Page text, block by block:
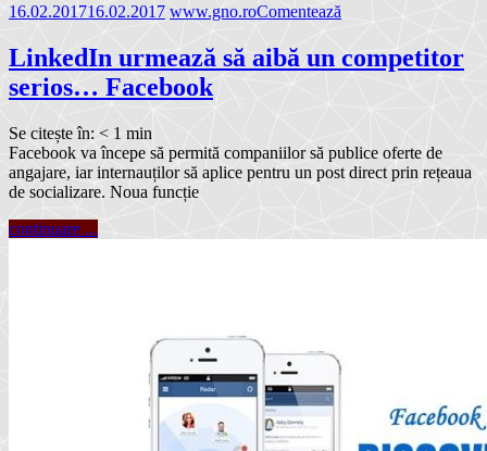
16.02.201716.02.2017 www.gno.roComentează
LinkedIn urmează să aibă un competitor
serios… Facebook
Se citește în: < 1 min
Facebook va începe să permită companiilor să publice oferte de
angajare, iar internauților să aplice pentru un post direct prin rețeaua
de socializare. Noua funcție
continuare ...